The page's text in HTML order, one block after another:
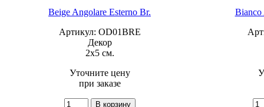
Beige Angolare Esterno Br.
Артикул: OD01BRE
Декор
2x5 см.
Уточните цену
при заказе
Bianco